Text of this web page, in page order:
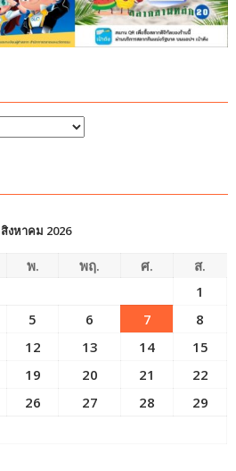
ยั่งยืน
สิงหาคม 2026
พ. พฤ. ศ.
ส.
1
5 6 7
8
12 13 14
15
19 20 21
22
26 27 28
29